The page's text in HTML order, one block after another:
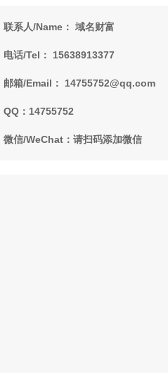
联系人/Name： 域名财富
电话/Tel： 15638913377
邮箱/Email： 14755752@qq.com
QQ：14755752
微信/WeChat：请扫码添加微信